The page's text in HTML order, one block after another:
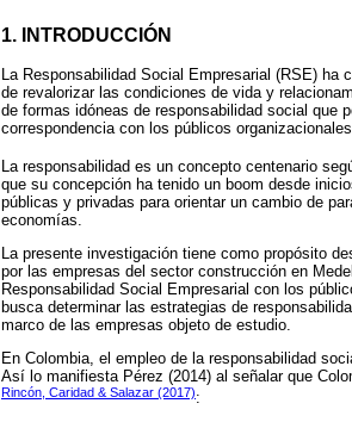
1. INTRODUCCIÓN
La Responsabilidad Social Empresarial (RSE) ha
de revalorizar las condiciones de vida y
de formas idóneas de responsabilidad social que
correspondencia con los públicos
La responsabilidad es un concepto centenario
que su concepción ha tenido un boom desde
públicas y privadas para orientar un cambio de
economías.
La presente investigación tiene como propósito
por las empresas del sector construcción en
Responsabilidad Social Empresarial con los
busca determinar las estrategias de
marco de las empresas objeto de estudio.
En Colombia, el empleo de la responsabilidad
Así lo manifiesta Pérez (2014) al señalar que
Rincón, Caridad & Salazar (2017):